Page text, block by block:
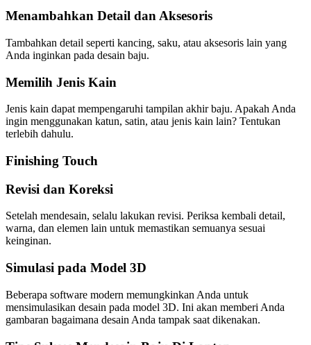
Menambahkan Detail dan Aksesoris
Tambahkan detail seperti kancing, saku, atau aksesoris lain yang
Anda inginkan pada desain baju.
Memilih Jenis Kain
Jenis kain dapat mempengaruhi tampilan akhir baju. Apakah Anda
ingin menggunakan katun, satin, atau jenis kain lain? Tentukan
terlebih dahulu.
Finishing Touch
Revisi dan Koreksi
Setelah mendesain, selalu lakukan revisi. Periksa kembali detail,
warna, dan elemen lain untuk memastikan semuanya sesuai
keinginan.
Simulasi pada Model 3D
Beberapa software modern memungkinkan Anda untuk
mensimulasikan desain pada model 3D. Ini akan memberi Anda
gambaran bagaimana desain Anda tampak saat dikenakan.